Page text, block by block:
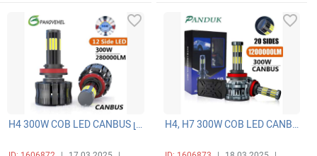
H4 300W COB LED CANBUS լուսարձակի ունիվերսալ գերպայծառ 12 կողմանի 360 բարձր/ցածր (դալնի/բլիժնի) ճառագայթով լամպ 6000K
favorite_border
H4, H7 300W COB LED CANBUS լուսարձակի ունիվերսալ գերպայծառ 20 կողմանի 360 բարձր/ցածր (դալնի/բլիժնի) ճառագայթով լամպ 6000K
favorite_border